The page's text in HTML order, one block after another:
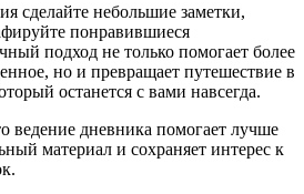
сделайте небольшие заметки,
понравившиеся
подход не только помогает более
но и превращает путешествие в
останется с вами навсегда.
ведение дневника помогает лучше
материал и сохраняет интерес к